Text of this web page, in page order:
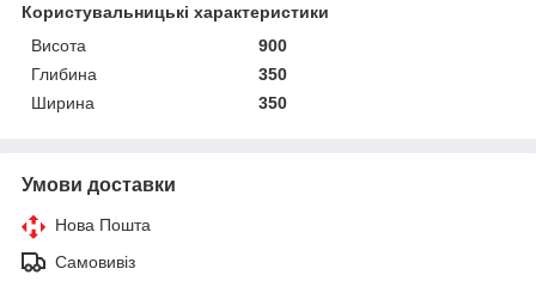
Користувальницькі характеристики
Висота
900
Глибина
350
Ширина
350
Умови доставки
Нова Пошта
Самовивіз